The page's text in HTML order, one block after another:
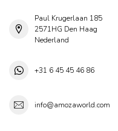
Paul Krugerlaan 185
2571HG Den Haag
Nederland
+31 6 45 45 46 86
info@amozaworld.com